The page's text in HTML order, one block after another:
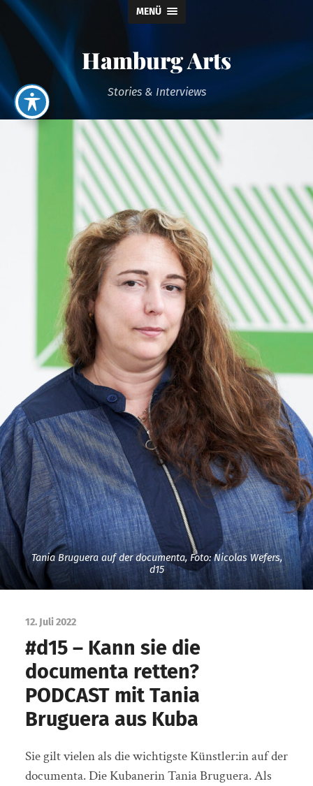
MENÜ
Hamburg Arts
Stories & Interviews
Tania Bruguera auf der documenta, Foto: Nicolas Wefers,
d15
12. Juli 2022
#d15 – Kann sie die
documenta retten?
PODCAST mit Tania
Bruguera aus Kuba
Sie gilt vielen als die wichtigste Künstler:in auf der
documenta. Die Kubanerin Tania Bruguera. Als